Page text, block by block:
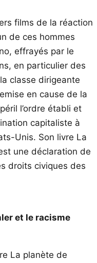
films de la réaction
de ces hommes
effrayés par le
en particulier des
classe dirigeante
en cause de la
l’ordre établi et
capitaliste à
Unis. Son livre La
une déclaration de
droits civiques des
et le racisme
La planète de